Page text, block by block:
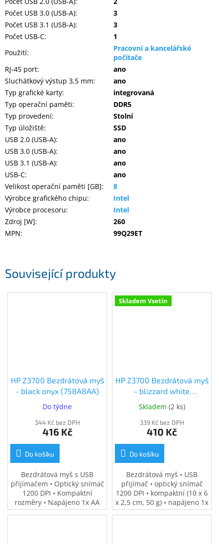
Související produkty
HP Z3700 Bezdrátová myš
- black onyx (758A8AA)
Do týdne
344 Kč bez DPH
416 Kč
Do košíku
Bezdrátová myš s USB
přijímačem • Optický snímač
1200 DPI • Kompaktní
rozměry • Napájeno 1x AA
baterií
Skladem Vsetín
HP Z3700 Bezdrátová myš
- blizzard white
(V0L80AA) (V0L80AA)
Skladem (2 ks)
339 Kč bez DPH
410 Kč
Do košíku
Bezdrátová myš • USB
přijímač • optický snímač
1200 DPI • kompaktní (10 x 6
x 2,5 cm, 50 g) • napájeno 1x
AA baterií
Počet USB 3.0 (USB-A):
3
Počet USB 3.1 (USB-A):
3
Počet USB-C:
1
Použití:
Pracovní a kancelářské
počítače
RJ-45 port:
ano
Sluchátkový výstup 3,5 mm:
ano
Typ grafické karty:
integrovaná
Typ operační paměti:
DDR5
Typ provedení:
Stolní
Typ úložiště:
SSD
USB 2.0 (USB-A):
ano
USB 3.0 (USB-A):
ano
USB 3.1 (USB-A):
ano
USB-C:
ano
Velikost operační paměti [GB]:
8
Výrobce grafického chipu:
Intel
Výrobce procesoru:
Intel
Zdroj [W]:
260
MPN: 99Q29ET